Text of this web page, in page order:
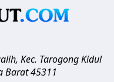
Kec. Tarogong Kidul
Barat45311